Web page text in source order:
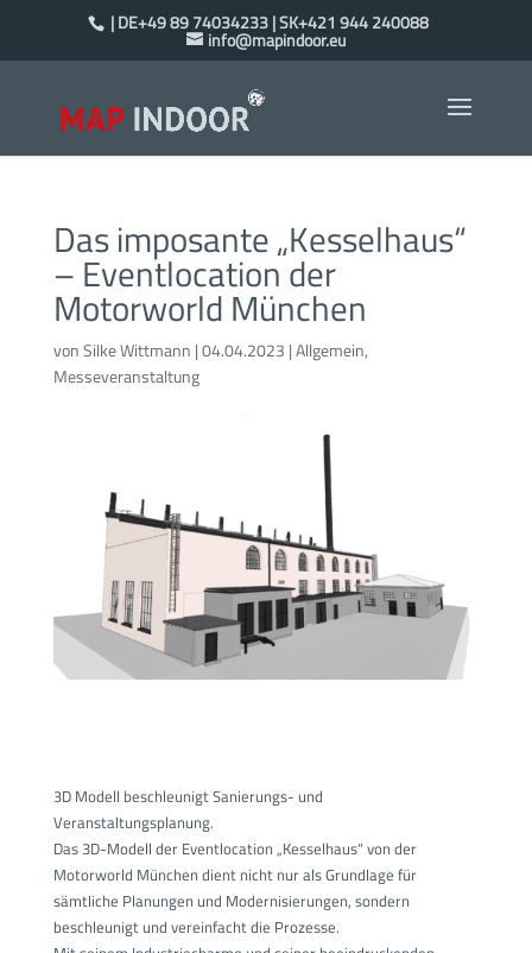
| DE+49 89 74034233 | SK+421 944 240088
info@mapindoor.eu
Das imposante „Kesselhaus“
– Eventlocation der
Motorworld München
vonSilke Wittmann |04.04.2023 |Allgemein,
Messeveranstaltung
3D Modell beschleunigt Sanierungs- und
Veranstaltungsplanung.
Das 3D-Modell der Eventlocation „Kesselhaus“ von der
Motorworld München dient nicht nur als Grundlage für
sämtliche Planungen und Modernisierungen, sondern
beschleunigt und vereinfacht die Prozesse.